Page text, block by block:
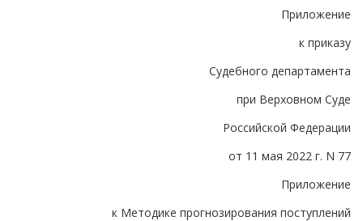
Приложение
к приказу
Судебного департамента
при Верховном Суде
Российской Федерации
от 11 мая 2022 г. N 77
Приложение
к Методике прогнозирования поступлений